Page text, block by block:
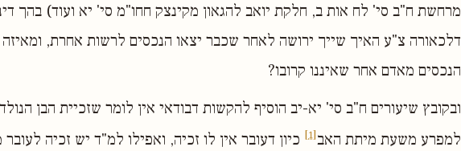
מרחשת ח"ב סי' לח אות ב, חלקת יואב להגאון מקינצק חחו"מ סי' יא ועוד) בהך
דלכאורה צ"ע האיך שייך ירושה לאחר שכבר יצאו הנכסים לרשות אחרת,
הנכסים מאדם אחר שאיננו קרובו?
ובקובץ שיעורים ח"ב סי' יא-יב הוסיף להקשות דבודאי אין לומר שזכיית הבן
למפרע משעת מיתת האב[1]
כיון דעובר אין לו זכיה, ואפילו למ"ד יש זכיה